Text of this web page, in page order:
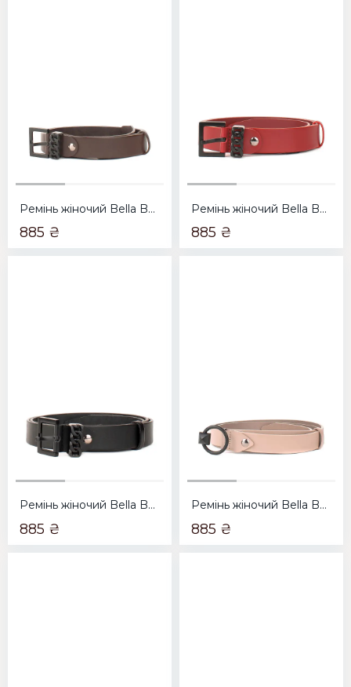
Ремінь жіночий Bella Bertucci 3000-221 коричневий
885 ₴
Ремінь жіночий Bella Bertucci 3000-220 бордовий
885 ₴
Ремінь жіночий Bella Bertucci 3000-219 чорний
885 ₴
Ремінь жіночий Bella Bertucci 2500-125 тауп
885 ₴